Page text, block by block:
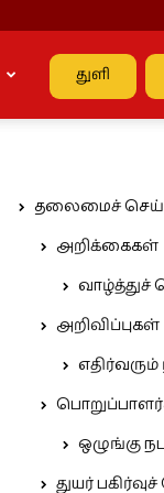
துளி
தலைமைச்
அறிக்கைகள்
வாழ்த்துச்
அறிவிப்புகள்
எதிர்வரும்
ஒழுங்கு
துயர்